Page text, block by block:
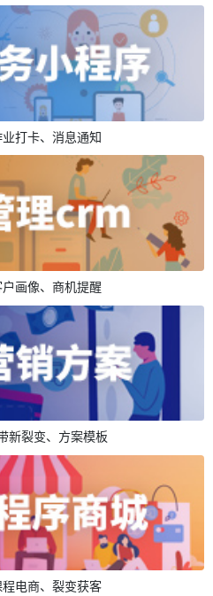
打卡、消息通知
画像、商机提醒
新裂变、方案模板
电商、裂变获客